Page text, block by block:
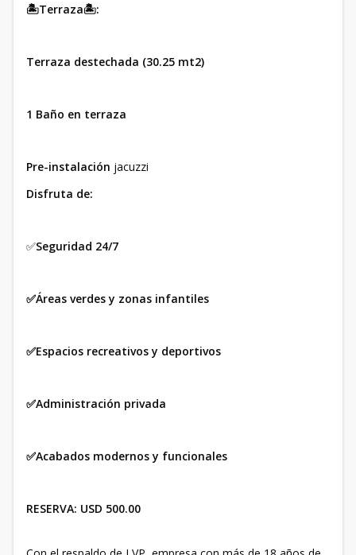
🏝Terraza🏝:
Terraza destechada (30.25 mt2)
1 Baño en terraza
Pre-instalación jacuzzi
Disfruta de:
✅Seguridad 24/7
✅Áreas verdes y zonas infantiles
✅Espacios recreativos y deportivos
✅Administración privada
✅Acabados modernos y funcionales
RESERVA: USD 500.00